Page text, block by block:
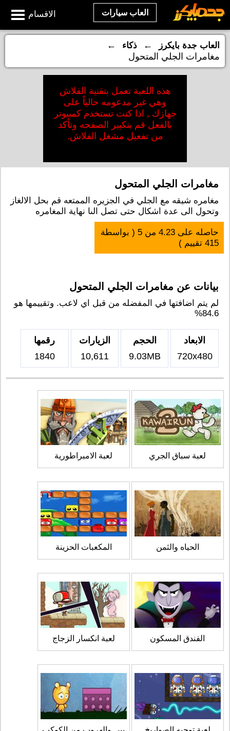
الاقسام العاب سيارات
العاب جدة بايكرز ← ذكاء
←
مغامرات الجلي المتحول
هذه اللعبة تعمل بتقنية الفلاش
وهي غير مدعومه حالياً على
جهازك , اذا كنت تستخدم كمبيوتر
بالفعل قم بتكبير الصفحه وتأكد
من تفعيل مشغل الفلاش.
مغامرات الجلي المتحول
مغامره شيقه مع الجلي في الجزيره الممتعه قم بحل الالغاز
وتحول الى عدة اشكال حتى تصل الىا نهاية المغامره
حاصله على4.23 من5 ( بواسطة
415 تقييم )
بيانات عن مغامرات الجلي المتحول
لم يتم اضافتها في المفضله من قبل اي لاعب. وتقييمها هو
84.6%
الابعاد
720x480
الحجم
9.03MB
الزيارات
10,611
رقمها
1840
لعبة سباق الجري لعبة الامبراطورية
الحياه والثمن المكعبات الحزينة
الفندق المسكون لعبة انكسار الزجاج